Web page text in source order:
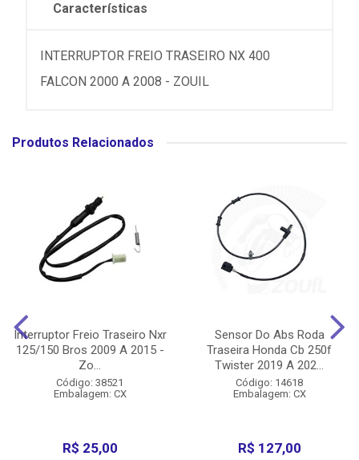
Características
INTERRUPTOR FREIO TRASEIRO NX 400
FALCON 2000 A 2008 - ZOUIL
Produtos Relacionados
Interruptor Freio Traseiro Nxr
125/150 Bros 2009 A 2015 -
Zo...
Código: 38521
Embalagem: CX
R$ 25,00
Sensor Do Abs Roda
Traseira Honda Cb 250f
Twister 2019 A 202...
Código: 14618
Embalagem: CX
R$ 127,00